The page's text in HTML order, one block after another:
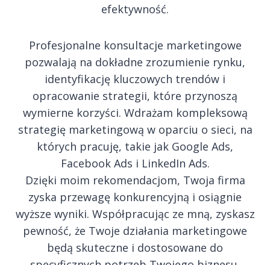
efektywność.
Profesjonalne konsultacje marketingowe
pozwalają na dokładne zrozumienie rynku,
identyfikację kluczowych trendów i
opracowanie strategii, które przynoszą
wymierne korzyści. Wdrażam kompleksową
strategię marketingową w oparciu o sieci, na
których pracuję, takie jak Google Ads,
Facebook Ads i LinkedIn Ads.
Dzięki moim rekomendacjom, Twoja firma
zyska przewagę konkurencyjną i osiągnie
wyższe wyniki. Współpracując ze mną, zyskasz
pewność, że Twoje działania marketingowe
będą skuteczne i dostosowane do